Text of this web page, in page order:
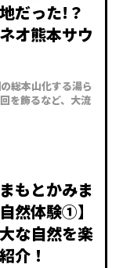
だった!？
オ熊本サウ
総本山化する湯ら
を飾るなど、大流
もとかみま
然体験①】
な自然を楽
介！